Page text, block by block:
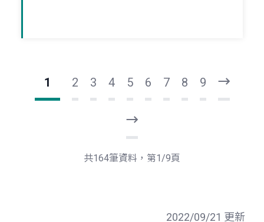
1 2 3 4 5 6 7 8 9
一
後
一
共164筆資料，第1/9頁
2022/09/21 更新